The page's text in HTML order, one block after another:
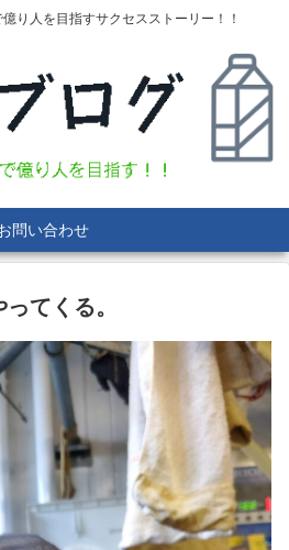
り人を目指すサクセスストーリー！！
問い合わせ
てくる。